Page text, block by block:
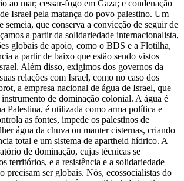
ao mar; cessar-fogo em Gaza; e condenação
Israel pela matança do povo palestino. Um
semeia, que conserva a convicção de seguir de
a partir da solidariedade internacionalista,
globais de apoio, como o BDS e a Flotilha,
a partir de baixo que estão sendo vistos
Além disso, exigimos dos governos da
relações com Israel, como no caso dos
a empresa nacional de água de Israel, que
de dominação colonial. A água é
Palestina, é utilizada como arma política e
as fontes, impede os palestinos de
água da chuva ou manter cisternas, criando
total e um sistema de apartheid hídrico. A
de dominação, cujas técnicas se
territórios, e a resistência e a solidariedade
precisam ser globais. Nós, ecossocialistas do